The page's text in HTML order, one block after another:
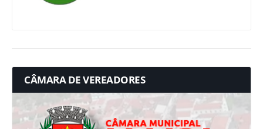
CÂMARA DE VEREADORES